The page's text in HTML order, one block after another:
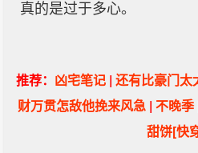
真的是过于多心。
推荐： 凶宅笔记 | 还有比豪门太
财万贯怎敌他挽来风急 | 不晚季
甜饼[快